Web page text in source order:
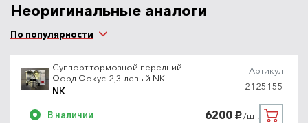
Неоригинальные аналоги
По популярности
Суппорт тормозной передний
Форд Фокус-2,3 левый NK
NK
Артикул
2125155
В наличии 6200 руб./шт.